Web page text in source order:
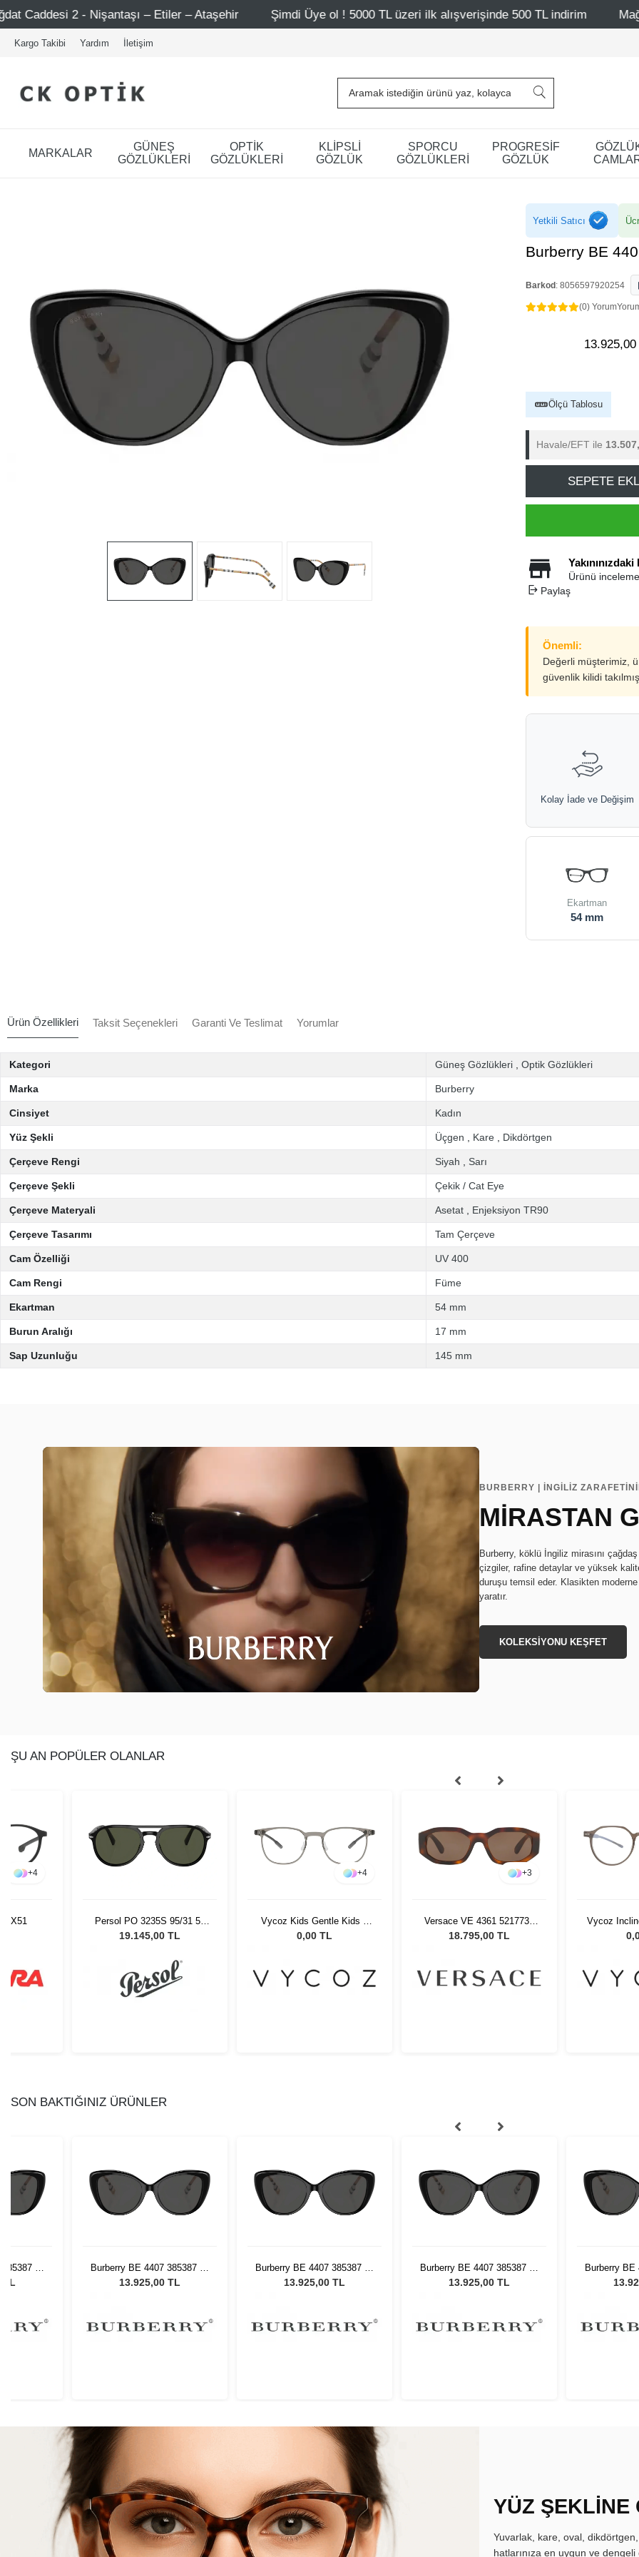
– Etiler – Ataşehir Şimdi Üye ol ! 5000 TL üzeri ilk alışverişinde 500 TL indirim Mağazalarımız –
Kargo Takibi Yardım İletişim
MARKALAR
GÜNEŞ
GÖZLÜKLERİ
OPTİK
GÖZLÜKLERİ
KLİPSLİ
GÖZLÜK
SPORCU
GÖZLÜKLERİ
PROGRESİF
GÖZLÜK
Yetkili Satıcı
Burberry BE
Barkod : 8056597920254
(0) Yorum
13.925,00
Ölçü Tablosu
Havale/EFT ile
SEPETE
Ürünü
Paylaş
Önemli:
Değerli müşterimiz,
güvenlik kilidi
Kolay İade ve Değişim
Ekartman
54 mm
Ürün Özellikleri Taksit Seçenekleri Garanti Ve Teslimat Yorumlar
Kategori Güneş Gözlükleri Optik Gözlükleri
Marka Burberry
Cinsiyet Kadın
Yüz Şekli Üçgen Kare Dikdörtgen
Çerçeve Rengi Siyah Sarı
Çerçeve Şekli Çekik / Cat Eye
Çerçeve Materyali Asetat Enjeksiyon TR90
Çerçeve Tasarımı Tam Çerçeve
Cam Özelliği UV 400
Cam Rengi Füme
Ekartman 54 mm
Burun Aralığı 17 mm
Sap Uzunluğu 145 mm
BURBERRY | İNGİLİZ
MİRASTAN
Burberry, köklü İngiliz mirasını
çizgiler, rafine detaylar ve yüksek
duruşu temsil eder. Klasikten
yaratır.
KOLEKSİYONU KEŞFET
ŞU AN POPÜLER OLANLAR
+4
Persol PO 3235S 95/31 55
Unisex Güneş Gözlüğü
19.145,00 TL
+4
Vycoz Kids Gentle Kids 2
Windy GRY 47-19
0,00 TL
+3
Versace VE 4361 521773 -
53 Kadın Güneş Gözlüğü
18.795,00 TL
Vycoz
48-
SON BAKTIĞINIZ ÜRÜNLER
54
TL
Burberry BE 4407 385387 54
Kadın Güneş Gözlüğü
13.925,00 TL
Burberry BE 4407 385387 54
Kadın Güneş Gözlüğü
13.925,00 TL
Burberry BE 4407 385387 54
Kadın Güneş Gözlüğü
13.925,00 TL
Burberry BE
Kadın
YÜZ ŞEKLİNE
Yuvarlak, kare, oval,
hatlarınıza en uygun ve